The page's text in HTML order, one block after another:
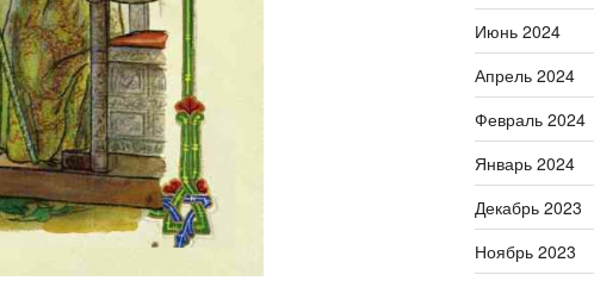
Июнь 2024
Апрель 2024
Февраль 2024
Январь 2024
Декабрь 2023
Ноябрь 2023